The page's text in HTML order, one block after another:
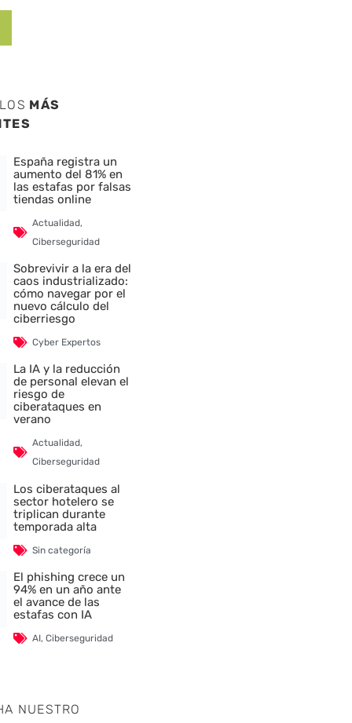
MÁS
España registra un
aumento del 81% en
las estafas por falsas
tiendas online
Actualidad,
Ciberseguridad
Sobrevivir a la era del
caos industrializado:
cómo navegar por el
nuevo cálculo del
ciberriesgo
Cyber Expertos
La IA y la reducción
de personal elevan el
riesgo de
ciberataques en
verano
Actualidad,
Ciberseguridad
Los ciberataques al
sector hotelero se
triplican durante
temporada alta
Sin categoría
El phishing crece un
94% en un año ante
el avance de las
estafas con IA
AI,Ciberseguridad
NUESTRO